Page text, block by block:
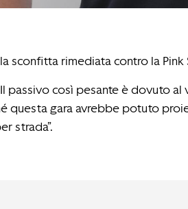
sconfitta rimediata contro la
passivo così pesante è dovuto
questa gara avrebbe potuto
strada”.